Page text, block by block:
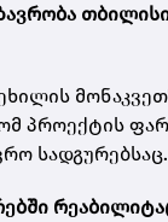
პროექტის
სადგურებსაც.